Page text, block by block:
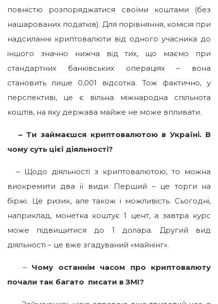
повністю розпоряджатися своїми коштами (без
нашарованих податків). Для порівняння, комісія при
надсиланні криптовалюти від одного учасника до
іншого значно нижча від тих, що маємо при
стандартних банківських операціях – вона
становить лише 0,001 відсотка. Тож фактично, у
перспективі, це є вільна міжнародна спільнота
коштів, на яку держава майже не може впливати.
– Ти займаєшся криптовалютою в Україні. В
чому суть цієї діяльності?
– Щодо діяльності з криптовалютою, то можна
виокремити два її види. Перший – це торги на
біржі. Це ризик, але також і можливість. Сьогодні,
наприклад, монетка коштує 1 цент, а завтра курс
може підвищитися до 1 долара. Другий вид
діяльності – це вже згадуваний «майнінг».
– Чому останнім часом про криптовалюту
почали так багато писати в ЗМІ?